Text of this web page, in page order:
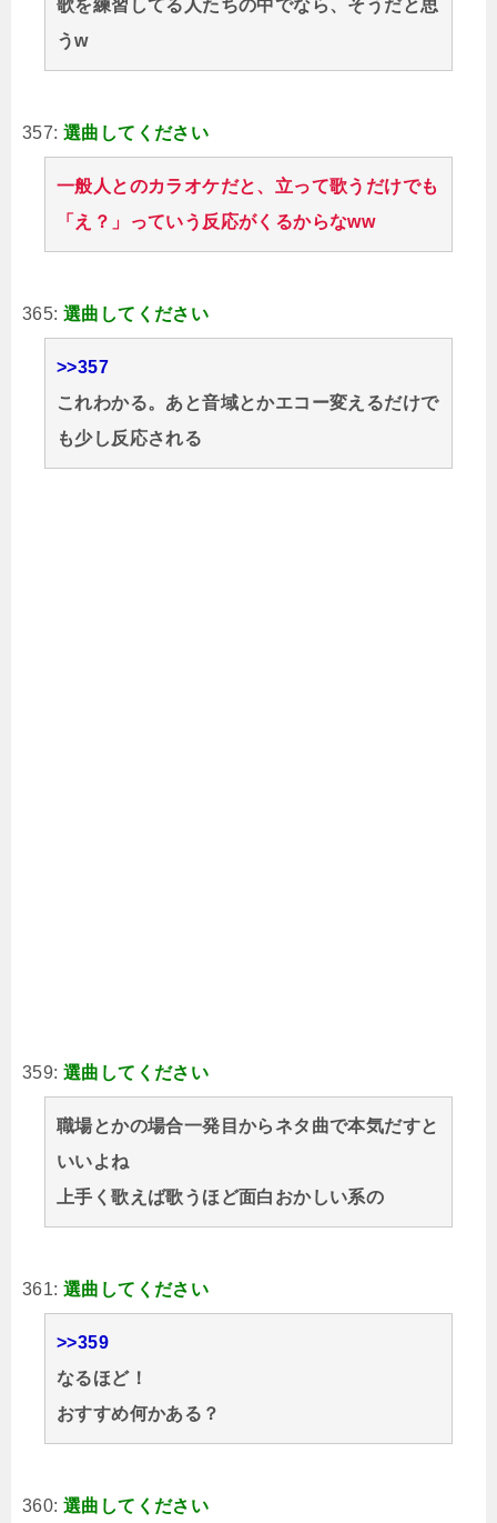
歌を練習してる人たちの中でなら、そうだと思
うw
357: 選曲してください
一般人とのカラオケだと、立って歌うだけでも
「え？」っていう反応がくるからなww
365: 選曲してください
>>357
これわかる。あと音域とかエコー変えるだけで
も少し反応される
359: 選曲してください
職場とかの場合一発目からネタ曲で本気だすと
いいよね
上手く歌えば歌うほど面白おかしい系の
361: 選曲してください
>>359
なるほど！
おすすめ何かある？
360: 選曲してください